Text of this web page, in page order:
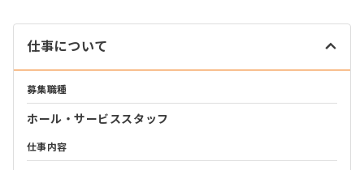
仕事について
募集職種
ホール・サービススタッフ
仕事内容